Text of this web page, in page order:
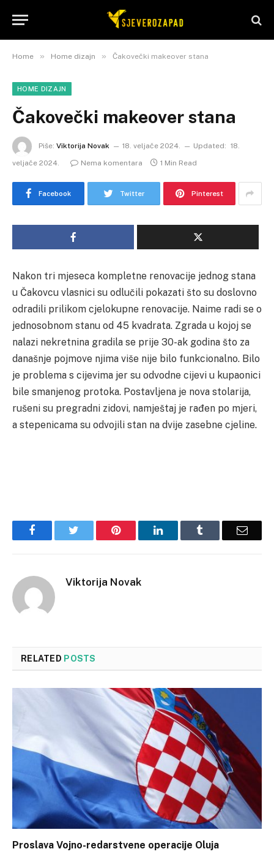
Home » Home dizajn » Čakovečki makeover stana
HOME DIZAJN
Čakovečki makeover stana
Piše: Viktorija Novak 18. veljače 2024. Updated: 18.
veljače 2024.
Nema komentara 1 Min Read
Facebook Twitter Pinterest
Nakon tri mjeseca kompletne renovacije jednog stana
u Čakovcu vlasnici su odlučili pokazati što su doslovno
odradili prilikom cjelokupne renovacije. Naime radi se o
jednosobnom stanu od 45 kvadrata. Zgrada u kojoj se
nalazi nekretnina gradila se prije 30-ak godina što za
današnje pojmove njima više nije bilo funkcionalno. Bilo
je problema s cijevima jer su odvodne cijevi u kupaonici
bile smanjenog protoka. Postavljena je nova stolarija,
rušeni su pregradni zidovi, namještaj je rađen po mjeri,
a stepenicama su odvojili stan na dvije zasebne cjeline.
Facebook Pinterest LinkedIn Email
Viktorija Novak
RELATED POSTS
Proslava Vojno-redarstvene operacije Oluja